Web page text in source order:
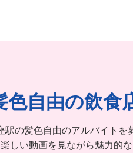
色自由の飲食
駅の髪色自由のアルバイトを
楽しい動画を見ながら魅力的